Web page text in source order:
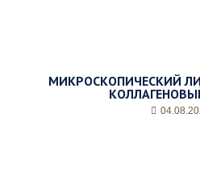
МИКРОСКОПИЧЕСКИЙ